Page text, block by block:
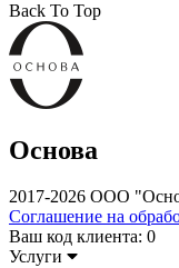
Back To Top
Основа
2017-2026 ООО
Соглашение на
Ваш код клиента: 0
Услуги